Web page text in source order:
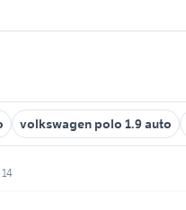
volkswagen polo 1.9 auto